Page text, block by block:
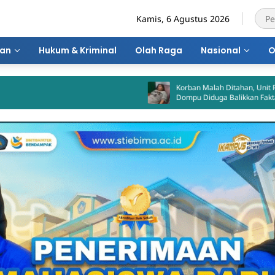
Kamis, 6 Agustus 2026
Hukum & Kriminal Olah Raga Nasional
Korban Malah Ditahan, Unit PPA Polres
Dompu Diduga Balikkan Fakta Kasus
Penganiayaan